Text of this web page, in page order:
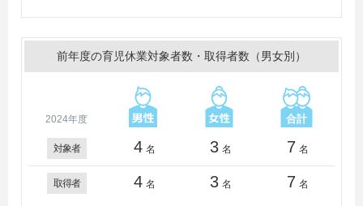
前年度の育児休業対象者数・取得者数（男女別）
2024年度
対象者 4 名 3 名 7 名
取得者 4 名 3 名 7 名